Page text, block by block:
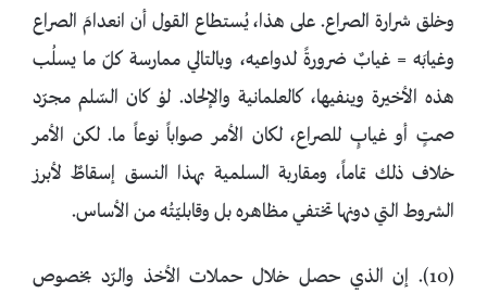
وخلق شرارة الصراع. على هذا، يُستطاع القول أن انعدامَ الصراع
وغيابَه = غيابٌ ضرورةً لدواعيه، وبالتالي ممارسة كلّ ما يسلُب
هذه الأخيرة وينفيها، كالعلمانية والإلحاد. لوْ كان السّلم مجرّد
صمتٍ أو غيابٍ للصراع، لكان الأمر صواباً نوعاً ما. لكن الأمر
خلاف ذلك تماماً، ومقاربة السلمية بهذا النسق إسقاطٌ لأبرز
الشروط التي دونها تختفي مظاهره بل وقابليّتُه من الأساس.
(10). إن الذي حصل خلال حملات الأخذ والرّد بخصوص